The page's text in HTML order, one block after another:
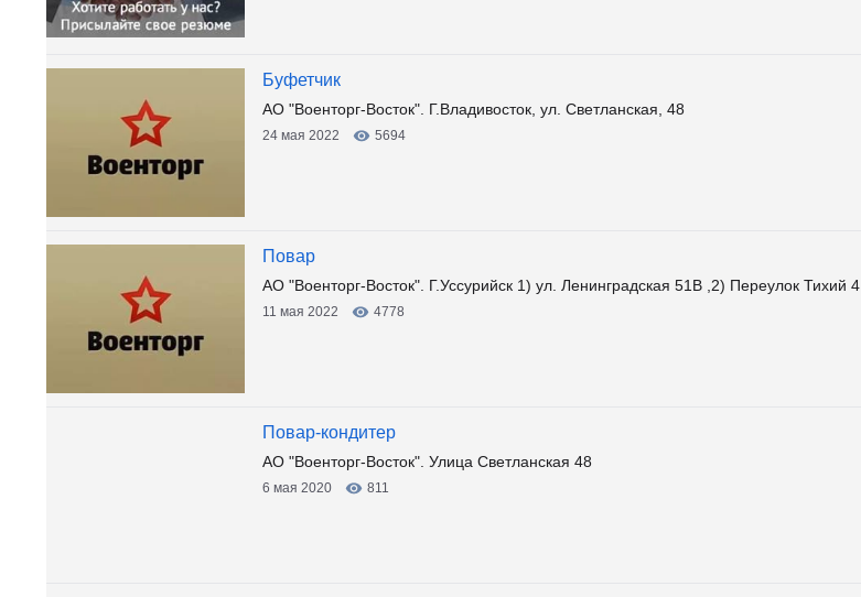
Буфетчик
АО "Военторг-Восток". Г.Владивосток, ул. Светланская, 48
24 мая 2022 5694
Повар
АО "Военторг-Восток". Г.Уссурийск 1) ул. Ленинградская 51В ,2) Переулок Тихий 4
11 мая 2022 4778
Повар-кондитер
АО "Военторг-Восток". Улица Светланская 48
6 мая 2020 811